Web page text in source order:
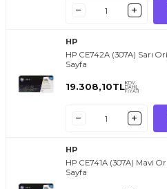
HP
HP CE742A (307A) Sarı
Sayfa
19.308,10TLKDV
DAHİL
FİYATI
HP
HP CE741A (307A) Mavi
Sayfa